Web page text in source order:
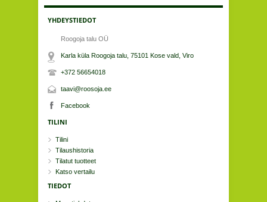
YHDEYSTIEDOT
Roogoja talu OÜ
Karla küla Roogoja talu, 75101 Kose vald , Viro
+372 56654018
taavi@roosoja.ee
Facebook
TILINI
Tilini
Tilaushistoria
Tilatut tuotteet
Katso vertailu
TIEDOT